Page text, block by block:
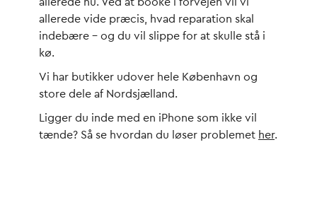
allerede vide præcis, hvad reparation skal
indebære – og du vil slippe for at skulle stå i
kø.
Vi har butikker udover hele København og
store dele af Nordsjælland.
Ligger du inde med en iPhone som ikke vil
tænde? Så se hvordan du løser problemet her.